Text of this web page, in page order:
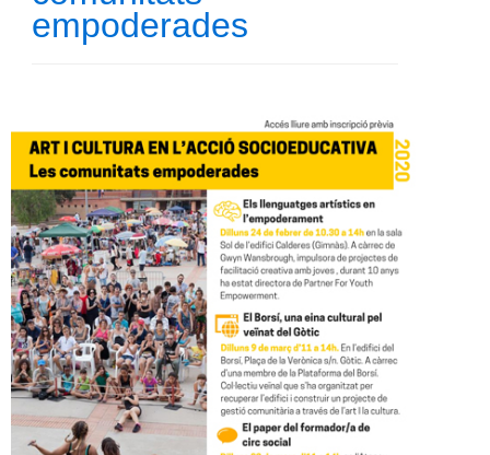
empoderades